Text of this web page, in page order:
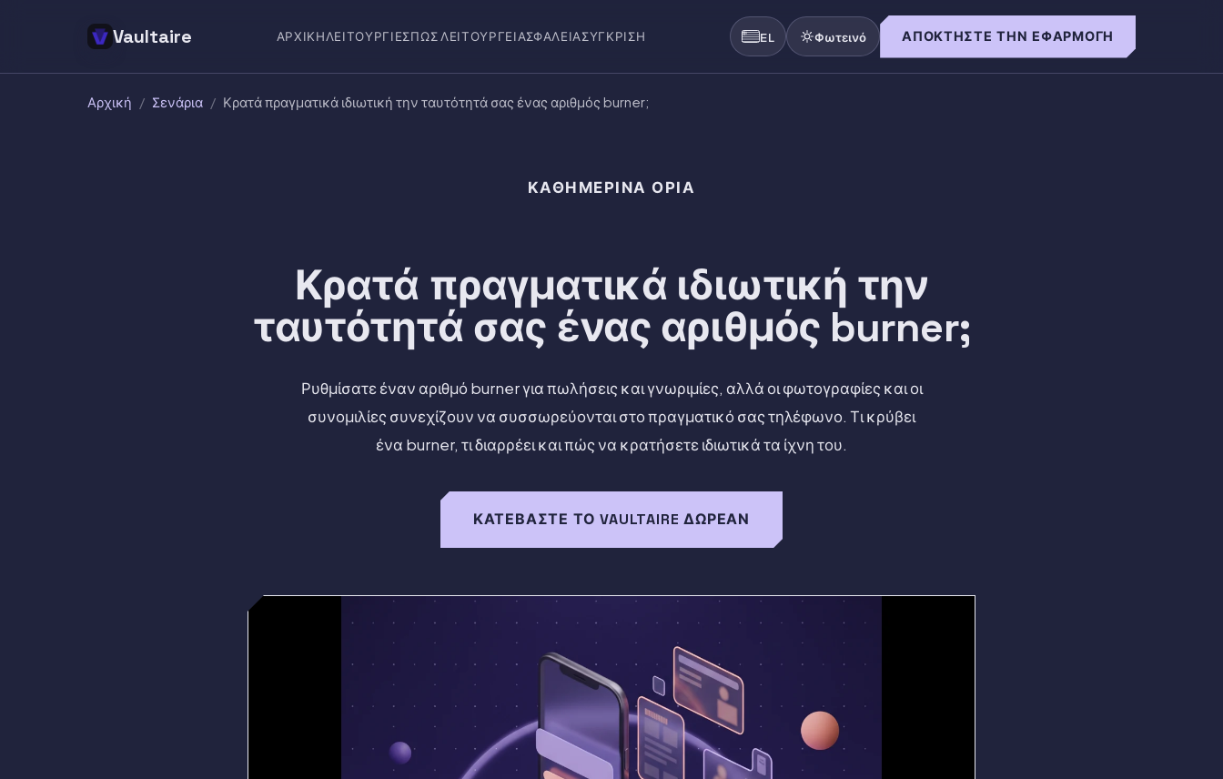
Vaultaire ΑΡΧΙΚΉΛΕΙΤΟΥΡΓΊΕΣΠΏΣ ΛΕΙΤΟΥΡΓΕΊΑΣΦΆΛΕΙΑΣΎΓΚΡΙΣΗ EL Φωτεινό ΑΠΟΚΤΉΣΤΕ ΤΗΝ ΕΦΑΡΜΟΓΉ
Αρχική / Σενάρια / Κρατά πραγματικά ιδιωτική την ταυτότητά σας ένας αριθμός burner;
ΚΑΘΗΜΕΡΙΝΆ ΌΡΙΑ
Κρατά πραγματικά ιδιωτική την
ταυτότητά σας ένας αριθμός burner;
Ρυθμίσατε έναν αριθμό burner για πωλήσεις και γνωριμίες, αλλά οι φωτογραφίες και οι
συνομιλίες συνεχίζουν να συσσωρεύονται στο πραγματικό σας τηλέφωνο. Τι κρύβει
ένα burner, τι διαρρέει και πώς να κρατήσετε ιδιωτικά τα ίχνη του.
ΚΑΤΕΒΆΣΤΕ ΤΟ VAULTAIRE ΔΩΡΕΆΝ